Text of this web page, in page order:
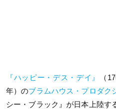
『ハッピー・デス・デイ』
（
年）のブラムハウス・プロダク
シー・ブラック』が日本上陸す